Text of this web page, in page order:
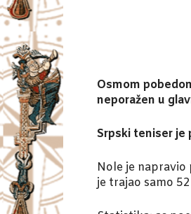
Osmom
neporažen u
Srpski teniser je
Nole je
je trajao samo